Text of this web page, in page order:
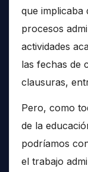
que implicaba
procesos
actividades
las fechas de
clausuras,
Pero, como
de la
podríamos
el trabajo